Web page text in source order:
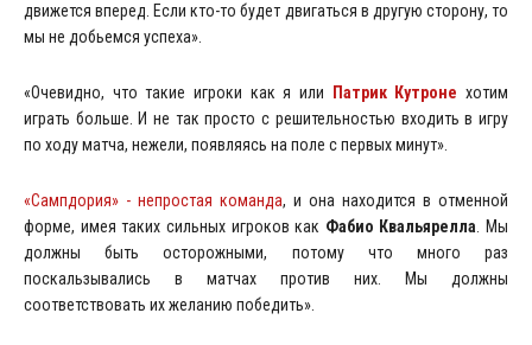
движется вперед. Если кто-то будет двигаться в другую сторону, то
мы не добьемся успеха».
«Очевидно, что такие игроки как я или Патрик Кутроне хотим
играть больше. И не так просто с решительностью входить в игру
по ходу матча, нежели, появляясь на поле с первых минут».
«Сампдория» - непростая команда, и она находится в отменной
форме, имея таких сильных игроков как Фабио Квальярелла. Мы
должны быть осторожными, потому что много раз
поскальзывались в матчах против них. Мы должны
соответствовать их желанию победить».